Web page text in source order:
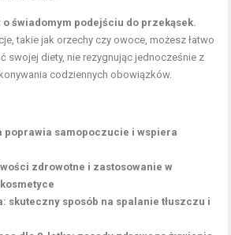
świadomym podejściu do przekąsek.
takie jak orzechy czy owoce, możesz łatwo
swojej diety, nie rezygnując jednocześnie z
codziennych obowiązków.
poprawia samopoczucie i wspiera
zdrowotne i zastosowanie w
skuteczny sposób na spalanie tłuszczu i